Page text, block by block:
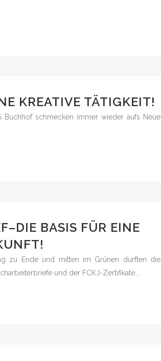
KREATIVE TÄTIGKEIT!
Buchhof schmecken immer wieder aufs Neue
BASIS FÜR EINE
zu Ende und mitten im Grünen durften die
und der FCKJ-Zertifikate...